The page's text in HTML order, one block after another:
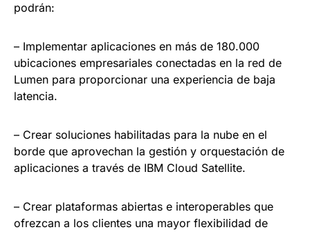
podrán:
– Implementar aplicaciones en más de 180.000
ubicaciones empresariales conectadas en la red de
Lumen para proporcionar una experiencia de baja
latencia.
– Crear soluciones habilitadas para la nube en el
borde que aprovechan la gestión y orquestación de
aplicaciones a través de IBM Cloud Satellite.
– Crear plataformas abiertas e interoperables que
ofrezcan a los clientes una mayor flexibilidad de